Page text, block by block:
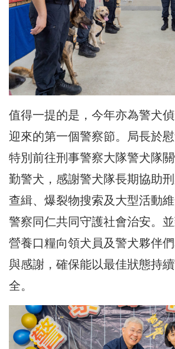
值得一提的是，今年亦為警犬
迎來的第一個警察節。局長於慰
特別前往刑事警察大隊警犬隊
勤警犬，感謝警犬隊長期協助
查緝、爆裂物搜索及大型活動
警察同仁共同守護社會治安。
營養口糧向領犬員及警犬夥伴
與感謝，確保能以最佳狀態持
全。